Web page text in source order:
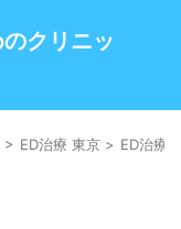
クリニッ
> ED治療 東京 > ED治療